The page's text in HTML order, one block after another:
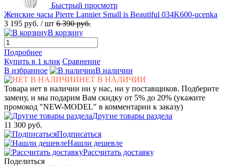
Быстрый просмотр
Женские часы Pierre Lannier Small is Beautiful 034K600-ucenka
3 195 руб. / шт 6 390 руб.
В корзину
Подробнее
Купить в 1 клик Сравнение
В избранное
В наличии
НЕТ В НАЛИЧИИ
Товара нет в наличии ни у нас, ни у поставщиков. Подберите
замену, и мы подарим Вам скидку от 5% до 20% (укажите
промокод "NEW-MODEL" в комментарии к заказу)
Другие товары раздела
11 300 руб.
Подписаться
Нашли дешевле
Рассчитать доставку
Поделиться